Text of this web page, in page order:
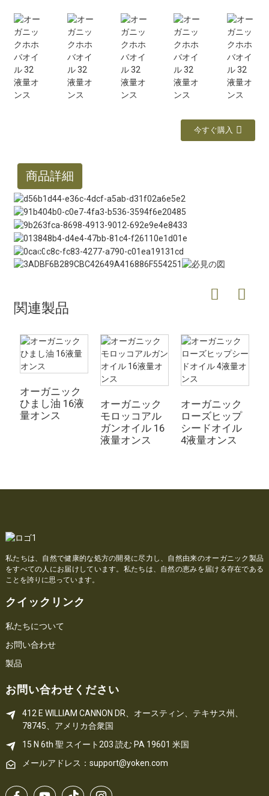
今すぐ購入
商品詳細
関連製品
オーガニック
ひまし油 16液
量オンス
オーガニック
モロッコアル
ガンオイル 16
液量オンス
オーガニック
ローズヒップ
シードオイル
4液量オンス
私たちは、自然で健康的な処方の開発に尽力し、自然由来のオーガニック製品
をすべての人にお届けしています。私たちは、自然の恵みを届ける存在である
ことを誇りに思っています。
クイックリンク
私たちについて
お問い合わせ
製品
お問い合わせください
412 E WILLIAM CANNON DR、オースティン、テキサス州、
78745、アメリカ合衆国
15 N 6th 聖 スイート203 読む PA 19601 米国
メールアドレス：support@yoken.com